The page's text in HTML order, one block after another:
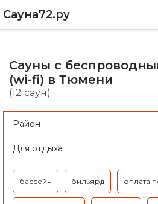
Сауна72.ру
Сауны с
(wi-fi) в Тюмени
(12 саун)
Район
Для отдыха
бассейн бильярд оплата